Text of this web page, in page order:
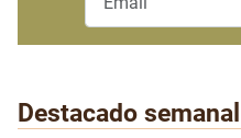
Destacado semanal